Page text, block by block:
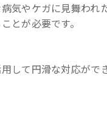
気やケガに見舞われ
とが必要です。
して円滑な対応がで